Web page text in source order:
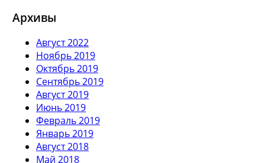
Архивы
Август 2022
Ноябрь 2019
Октябрь 2019
Сентябрь 2019
Август 2019
Июнь 2019
Февраль 2019
Январь 2019
Август 2018
Май 2018